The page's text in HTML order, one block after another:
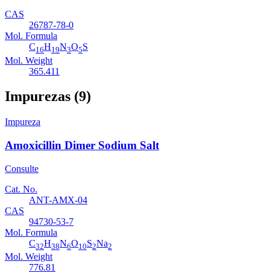
CAS
26787-78-0
Mol. Formula
C16H19N3O5S
Mol. Weight
365.411
Impurezas (9)
Impureza
Amoxicillin Dimer Sodium Salt
Consulte
Cat. No.
ANT-AMX-04
CAS
94730-53-7
Mol. Formula
C32H38N6O10S2Na2
Mol. Weight
776.81